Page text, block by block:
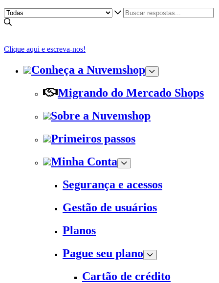
Clique aqui e escreva-nos!
Conheça a Nuvemshop
Migrando do Mercado Shops
Sobre a Nuvemshop
Primeiros passos
Minha Conta
Segurança e acessos
Gestão de usuários
Planos
Pague seu plano
Cartão de crédito